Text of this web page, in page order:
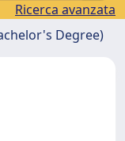
Ricerca avanzata
Degree)